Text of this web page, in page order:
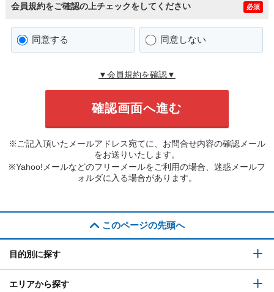
会員規約をご確認の上チェックをしてください 必須
同意する 同意しない
▼会員規約を確認▼
※ご記入頂いたメールアドレス宛てに、お問合せ内容の確認メール
をお送りいたします。
※Yahoo!メールなどのフリーメールをご利用の場合、迷惑メールフ
ォルダに入る場合があります。
このページの先頭へ
目的別に探す
エリアから探す